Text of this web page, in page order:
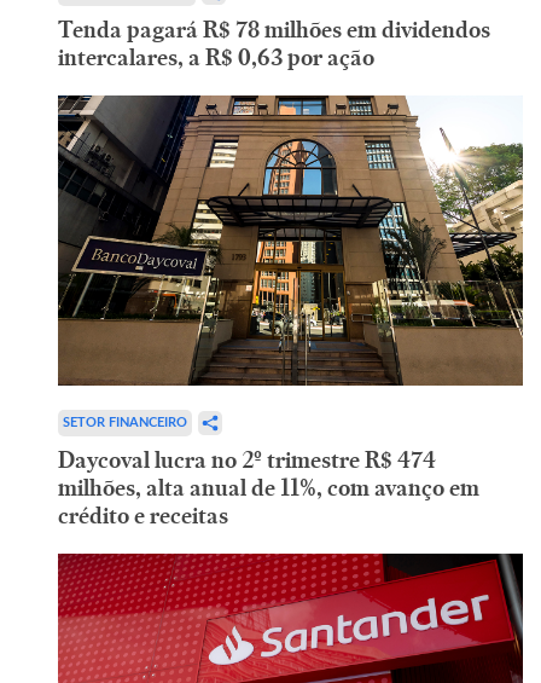
Tenda pagará R$ 78 milhões em dividendos
intercalares, a R$ 0,63 por ação
SETOR FINANCEIRO
Daycoval lucra no 2º trimestre R$ 474
milhões, alta anual de 11%, com avanço em
crédito e receitas